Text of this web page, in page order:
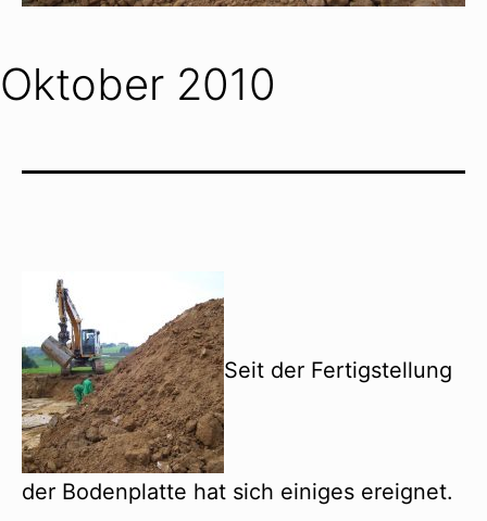
Oktober 2010
Seit der Fertigstellung
der Bodenplatte hat sich einiges ereignet.